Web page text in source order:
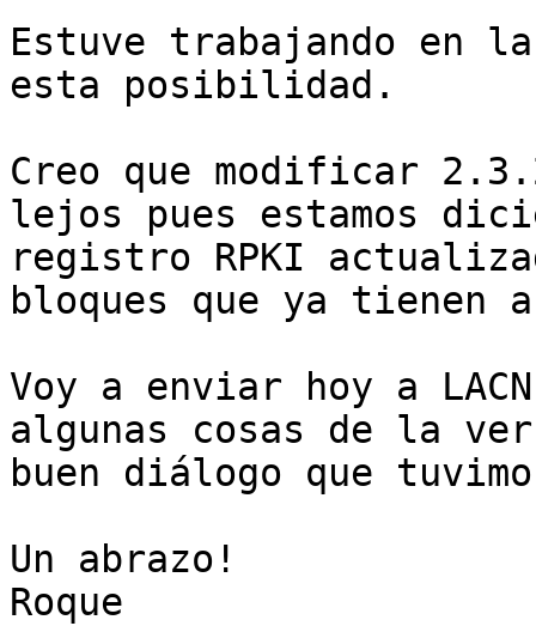
Estuve trabajando en
esta posibilidad.
Creo que modificar
lejos pues estamos
registro RPKI
bloques que ya tienen
Voy a enviar hoy a
algunas cosas de la
buen diálogo que
Un abrazo!
Roque